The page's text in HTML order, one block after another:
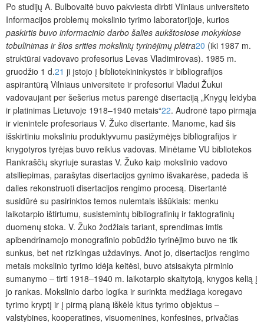
Po studijų A. Bulbovaitė buvo pakviesta dirbti Vilniaus universiteto
Informacijos problemų mokslinio tyrimo laboratorijoje, kurios
paskirtis buvo informacinio darbo šalies aukštosiose mokyklose
tobulinimas ir šios srities mokslinių tyrinėjimų plėtra20 (iki 1987 m.
struktūrai vadovavo profesorius Levas Vladimirovas). 1985 m.
gruodžio 1 d.21 ji įstojo į bibliotekininkystės ir bibliografijos
aspirantūrą Vilniaus universitete ir profesoriui Vladui Žukui
vadovaujant per šešerius metus parengė disertaciją „Knygų leidyba
ir platinimas Lietuvoje 1918‒1940 metais“22. Audronė tapo pirmąja
ir vienintele profesoriaus V. Žuko disertante. Manome, kad šis
išskirtiniu moksliniu produktyvumu pasižymėjęs bibliografijos ir
knygotyros tyrėjas buvo reiklus vadovas. Minėtame VU bibliotekos
Rankraščių skyriuje surastas V. Žuko kaip mokslinio vadovo
atsiliepimas, parašytas disertacijos gynimo išvakarėse, padeda iš
dalies rekonstruoti disertacijos rengimo procesą. Disertantė
susidūrė su pasirinktos temos nulemtais iššūkiais: menku
laikotarpio ištirtumu, susistemintų bibliografinių ir faktografinių
duomenų stoka. V. Žuko žodžiais tariant, sprendimas imtis
apibendrinamojo monografinio pobūdžio tyrinėjimo buvo ne tik
sunkus, bet net rizikingas uždavinys. Anot jo, disertacijos rengimo
metais mokslinio tyrimo idėja keitėsi, buvo atsisakyta pirminio
sumanymo ‒ tirti 1918‒1940 m. laikotarpio skaitytoją, knygos kelią į
jo rankas. Mokslinio darbo logika ir surinkta medžiaga koregavo
tyrimo kryptį ir į pirmą planą iškėlė kitus tyrimo objektus ‒
valstybines, kooperatines, visuomenines, konfesines, privačias